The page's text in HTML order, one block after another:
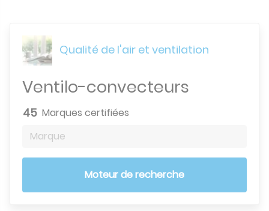
Qualité de l'air et ventilation
Ventilo-convecteurs
45 Marques certifiées
Marque
Moteur de recherche